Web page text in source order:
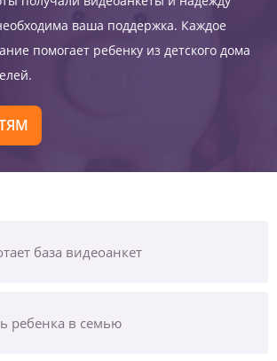
ваша поддержка. Каждое
помогает ребенку из детского дома
база видеоанкет
ребенка в семью